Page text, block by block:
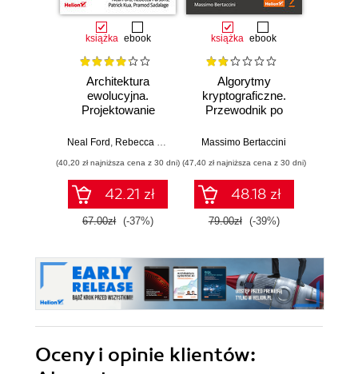
książka ebook
Architektura
ewolucyjna.
Projektowanie
wsparcie zmian.
Neal Ford Rebecca Parsons Patrick Kua,Pramod Sadalage
(40,20 zł najniższa cena z 30 dni)
42.21 zł
67.00zł (-37%)
książka ebook
Algorytmy
kryptograficzne.
Przewodnik po
blockchain,
kwantowej,
protokołach o
wiedzy zerowej
oraz szyfrowaniu
homomorficznym
Massimo Bertaccini
(47,40 zł najniższa cena z 30 dni)
48.18 zł
79.00zł (-39%)
Oceny i opinie klientów: